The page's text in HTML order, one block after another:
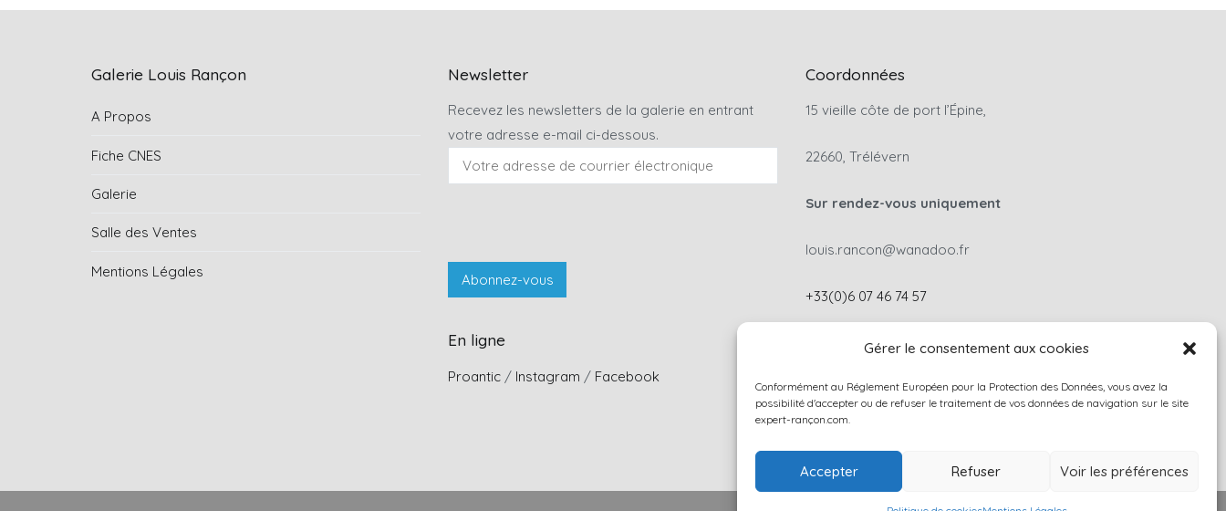
Gérer le consentement aux cookies
Conformément au Réglement Européen pour la Protection des Données, vous avez la
possibilité d'accepter ou de refuser le traitement de vos données de navigation sur le site
expert-rançon.com.
Accepter Refuser Voir les préférences
Galerie Louis Rançon
A Propos
Fiche CNES
Galerie
Salle des Ventes
Mentions Légales
Newsletter
Recevez les newsletters de la galerie en entrant
votre adresse e-mail ci-dessous.
En ligne
Proantic / Instagram / Facebook
Coordonnées
15 vieille côte de port l’Épine,
22660, Trélévern
Sur rendez-vous uniquement
louis.rancon@wanadoo.fr
+33(0)6 07 46 74 57
Contactez-nous